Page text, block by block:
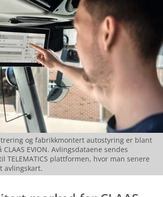
og fabrikkmontert autostyring er blant
EVION. Avlingsdataene sendes
TELEMATICS plattformen, hvor man senere
avlingskart.